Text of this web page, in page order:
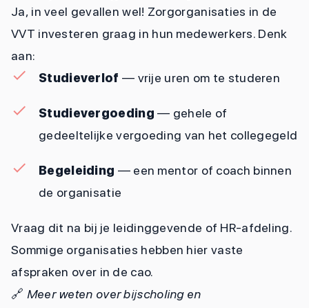
Ja, in veel gevallen wel! Zorgorganisaties in de
VVT investeren graag in hun medewerkers. Denk
aan:
Studieverlof — vrije uren om te studeren
Studievergoeding — gehele of
gedeeltelijke vergoeding van het collegegeld
Begeleiding — een mentor of coach binnen
de organisatie
Vraag dit na bij je leidinggevende of HR-afdeling.
Sommige organisaties hebben hier vaste
afspraken over in de cao.
🔗 Meer weten over bijscholing en